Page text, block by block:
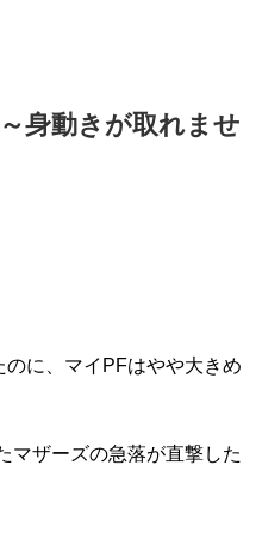
身動きが取れませ
に、マイPFはやや大きめ
マザーズの急落が直撃した